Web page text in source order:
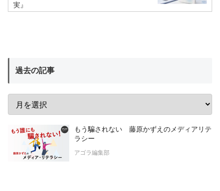
実』
過去の記事
もう騙されない 藤原かずえのメディアリテ
ラシー
アゴラ編集部